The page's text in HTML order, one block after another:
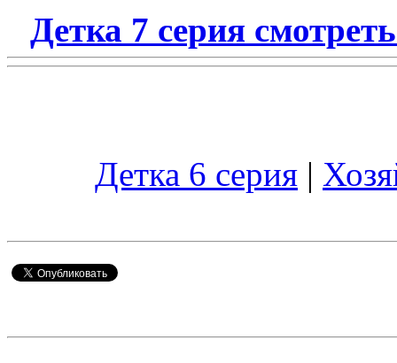
Детка 7 серия
Детка 6 серия |